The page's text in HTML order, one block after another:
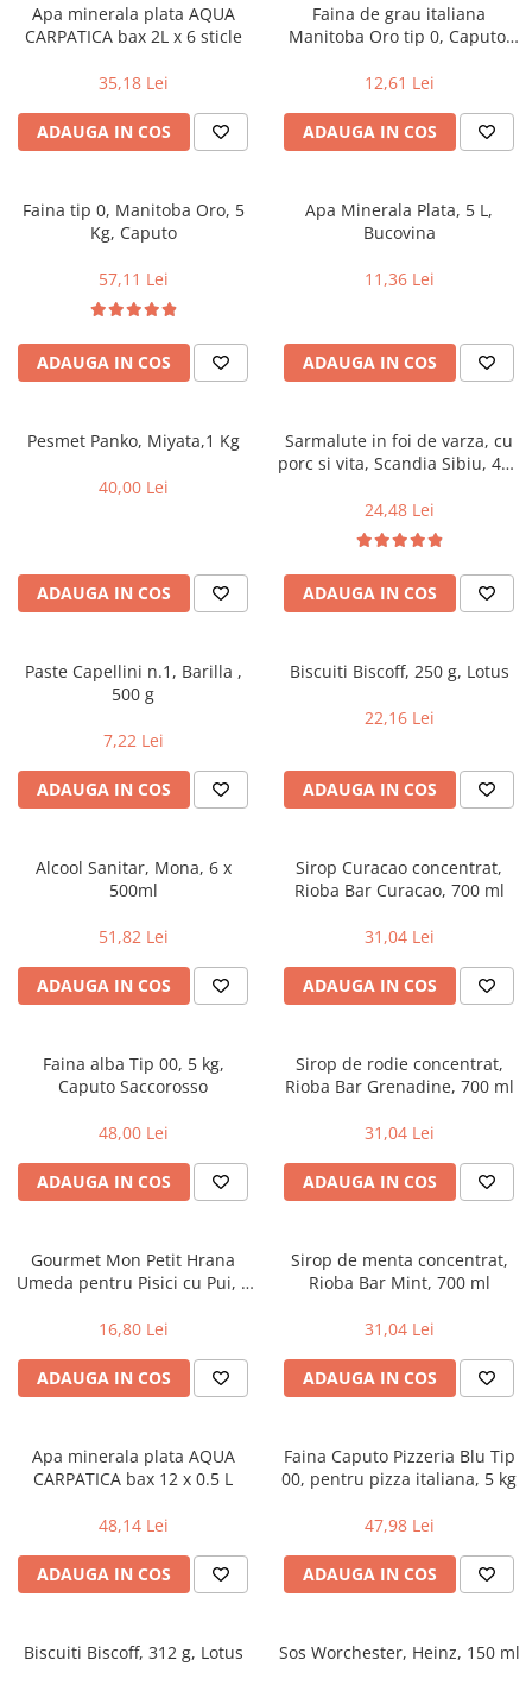
Sosuri si dressinguri
Condimente
Faina, orez & alte alimente de baza
Paste fainoase si cereale
Cafea si ceai
Gem, miere si alte creme
tartinabile
Conserve
Chipsuri & Snacksuri
Bauturi Non-Alcoolice
Bauturi carbogazoase
Bauturi energizante
Hartie igienica
Dezinfectant toaleta
Odorizant toaleta
Detergent vase
Solutii suprafete bucatarie
Saci menajeri
Bureti vase si lavete
Prosoape de hartie si servetele
Manusi unica folosinta
Accesorii maturi, mopuri & galeti
Produse curatare casa si exterior
Solutii dezinfectante
Servetele umede antibacteriene
Solutie curatat mobila
Solutie curatat podele
Solutie curatat covoare
Produse ingrijire incaltaminte si
accesorii
Masini curatat pardoseli
Organizare si depozitare
Cutii depozitare
Umerase pentru haine si suporturi
incaltaminte
Baterii, acumulatori si
incarcatoare
Servetele umede antibacteriene
pentru maini
Tratamente ingrijire corp
Deodorante si antiperspirante
Ceara, benzi si creme depilatoare
Sapun dezinfectant
Ingrijire par
Sampon de par
Balsam de par
Tratamente si masca de par
Vopsea de par si oxidant
Ceara de par si gel
Produse ingrijire barba si mustata
Igiena intima
Tampoane si absorbante
Scutece adulti
Produse autobronzante
Produse cu protectie solara
Igiena dentara
Pasta de dinti
Produse manichiura & pedichiura
Dizolvante si tratamente pentru
Produse dezinfectante
Consumabile sanitare
Uniforme medicale de unica
Apa minerala plata AQUA
CARPATICA bax 2L x 6 sticle
35,18 Lei
ADAUGA IN COS
Faina de grau italiana
Manitoba Oro tip 0, Caputo,
12,61 Lei
ADAUGA IN COS
Faina tip 0, Manitoba Oro, 5
Kg, Caputo
57,11 Lei
ADAUGA IN COS
Apa Minerala Plata, 5 L,
Bucovina
11,36 Lei
ADAUGA IN COS
Pesmet Panko, Miyata,1 Kg
40,00 Lei
ADAUGA IN COS
Sarmalute in foi de varza, cu
porc si vita, Scandia Sibiu, 400
24,48 Lei
ADAUGA IN COS
Paste Capellini n.1, Barilla ,
500 g
7,22 Lei
ADAUGA IN COS
Biscuiti Biscoff, 250 g, Lotus
22,16 Lei
ADAUGA IN COS
Alcool Sanitar, Mona, 6 x
500ml
51,82 Lei
ADAUGA IN COS
Sirop Curacao concentrat,
Rioba Bar Curacao, 700 ml
31,04 Lei
ADAUGA IN COS
Faina alba Tip 00, 5 kg,
Caputo Saccorosso
48,00 Lei
ADAUGA IN COS
Sirop de rodie concentrat,
Rioba Bar Grenadine, 700 ml
31,04 Lei
ADAUGA IN COS
Gourmet Mon Petit Hrana
Umeda pentru Pisici cu Pui, 6
16,80 Lei
ADAUGA IN COS
Sirop de menta concentrat,
Rioba Bar Mint, 700 ml
31,04 Lei
ADAUGA IN COS
Apa minerala plata AQUA
CARPATICA bax 12 x 0.5 L
48,14 Lei
ADAUGA IN COS
Faina Caputo Pizzeria Blu Tip
00, pentru pizza italiana, 5 kg
47,98 Lei
ADAUGA IN COS
Biscuiti Biscoff, 312 g, Lotus Sos Worchester, Heinz, 150 ml